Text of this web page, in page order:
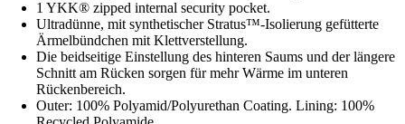
1 YKK® zipped internal security pocket.
Ultradünne, mit synthetischer Stratus™-Isolierung gefütterte
Ärmelbündchen mit Klettverstellung.
Die beidseitige Einstellung des hinteren Saums und der längere
Schnitt am Rücken sorgen für mehr Wärme im unteren
Rückenbereich.
Outer: 100% Polyamid/Polyurethan Coating. Lining: 100%